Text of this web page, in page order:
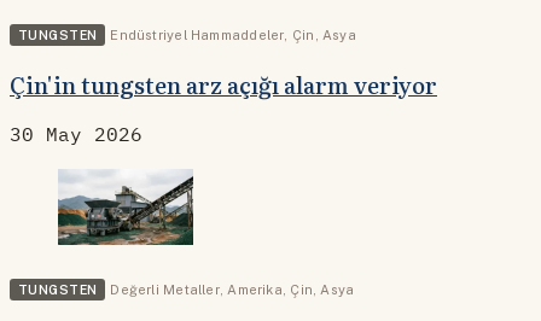
TUNGSTEN Endüstriyel Hammaddeler Çin Asya
Çin'in tungsten arz açığı alarm veriyor
30 May 2026
TUNGSTEN Değerli Metaller, Amerika Çin Asya